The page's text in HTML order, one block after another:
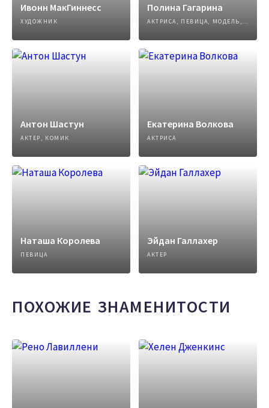
Ивонн МакГиннесс
ХУДОЖНИК
Полина Гагарина
АКТРИСА, ПЕВИЦА, МОДЕЛЬ, АВТОР ПЕСЕН
Антон Шастун
АКТЕР, КОМИК
Екатерина Волкова
АКТРИСА
Наташа Королева
ПЕВИЦА
Эйдан Галлахер
АКТЕР
ПОХОЖИЕ ЗНАМЕНИТОСТИ